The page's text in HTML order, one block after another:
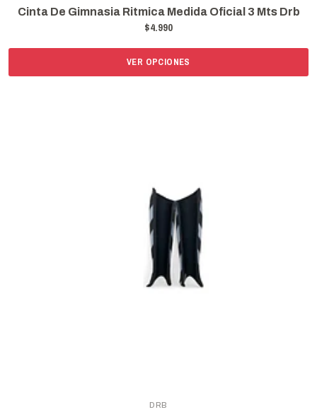
Cinta De Gimnasia Ritmica Medida Oficial 3 Mts Drb
$4.990
VER OPCIONES
DRB